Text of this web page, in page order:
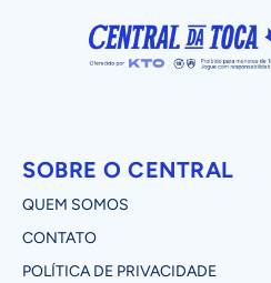
SOBRE O CENTRAL
QUEM SOMOS
CONTATO
POLÍTICA DE PRIVACIDADE